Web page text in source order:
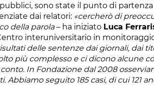
sono state il punto di
dai relatori: «cercherò di
della parola– ha iniziato Luca
interuniversitario in
delle sentenze dai giornali, dai
più complesso e ci dicono alcune
In Fondazione dal 2008
Abbiamo seguito 185 casi, di cui 121